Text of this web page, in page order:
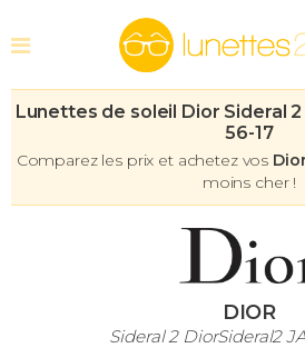
Lunettes de soleil Dior Sideral
56-17
Comparez les prix et achetez vos
moins cher !
DIOR
Sideral 2 DiorSideral2